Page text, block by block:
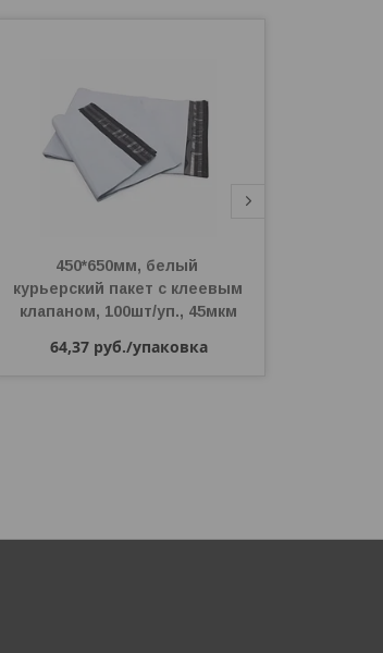
450*650мм, белый
курьерский пакет с клеевым
клапаном, 100шт/уп., 45мкм
64,37 руб./упаковка